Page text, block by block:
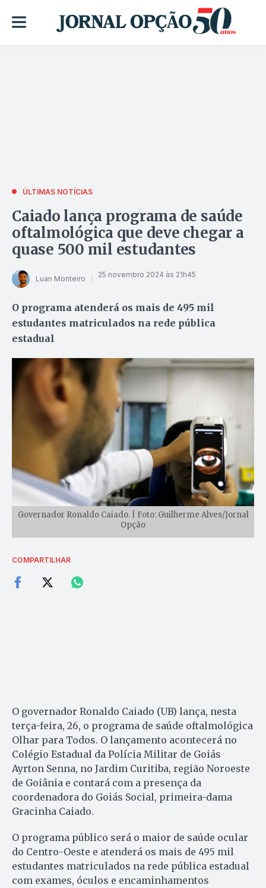
ÚLTIMAS NOTÍCIAS
Caiado lança programa de saúde
oftalmológica que deve chegar a
quase 500 mil estudantes
Luan Monteiro 25 novembro 2024 às 21h45
O programa atenderá os mais de 495 mil
estudantes matriculados na rede pública
estadual
Governador Ronaldo Caiado. | Foto: Guilherme Alves/Jornal
Opção
COMPARTILHAR
O governador Ronaldo Caiado (UB) lança, nesta
terça-feira, 26, o programa de saúde oftalmológica
Olhar para Todos. O lançamento acontecerá no
Colégio Estadual da Polícia Militar de Goiás
Ayrton Senna, no Jardim Curitiba, região Noroeste
de Goiânia e contará com a presença da
coordenadora do Goiás Social, primeira-dama
Gracinha Caiado.
O programa público será o maior de saúde ocular
do Centro-Oeste e atenderá os mais de 495 mil
estudantes matriculados na rede pública estadual
com exames, óculos e encaminhamentos